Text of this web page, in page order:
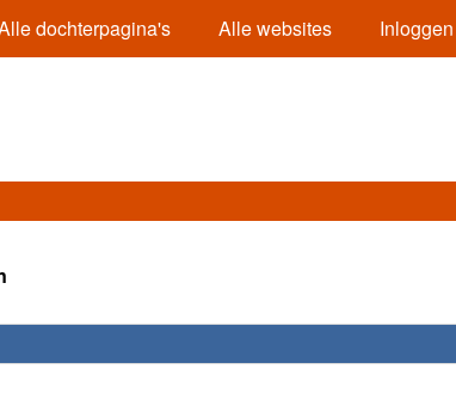
dochterpagina's Alle websites Inloggen